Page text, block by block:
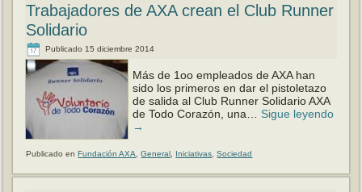
Trabajadores de AXA crean el Club Runner
Solidario
Publicado 15 diciembre 2014
Más de 1oo empleados de AXA han
sido los primeros en dar el pistoletazo
de salida al Club Runner Solidario AXA
de Todo Corazón, una… Sigue leyendo
→
Publicado en Fundación AXA ,General Iniciativas ,Sociedad